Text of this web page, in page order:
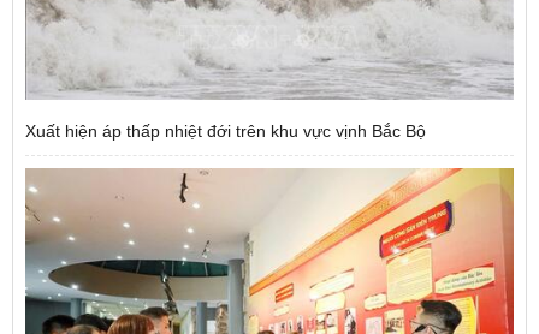
Xuất hiện áp thấp nhiệt đới trên khu vực vịnh Bắc Bộ